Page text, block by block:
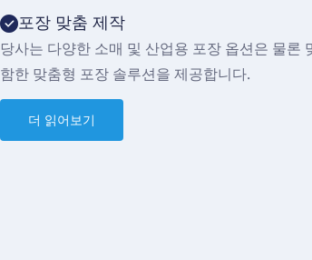
포장 맞춤 제작
당사는 다양한 소매 및 산업용 포장 옵션은 물론
함한 맞춤형 포장 솔루션을 제공합니다.
더 읽어보기